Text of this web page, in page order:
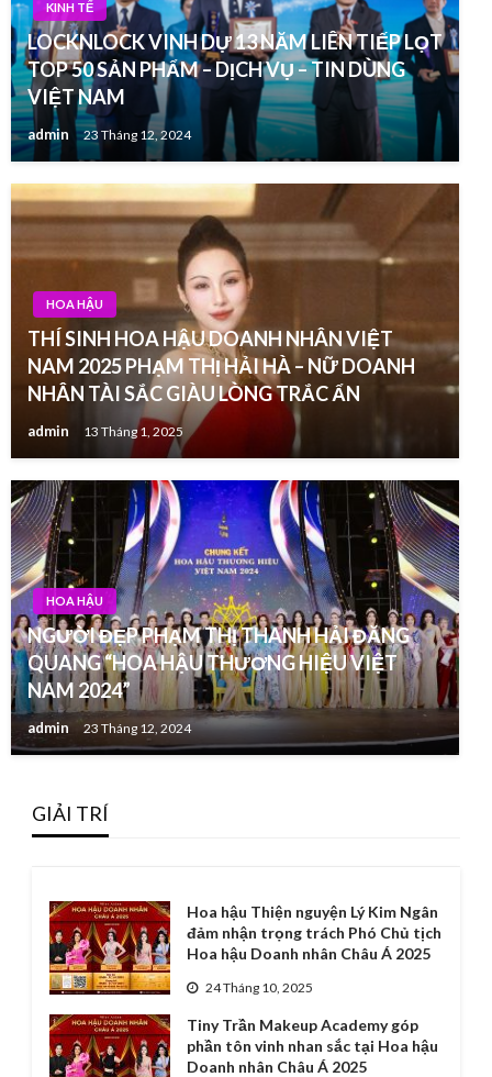
KINH TẾ
LOCKNLOCK VINH DỰ 13 NĂM LIÊN TIẾP LỌT
TOP 50 SẢN PHẨM – DỊCH VỤ – TIN DÙNG
VIỆT NAM
admin 23 Tháng 12, 2024
HOA HẬU
THÍ SINH HOA HẬU DOANH NHÂN VIỆT
NAM 2025 PHẠM THỊ HẢI HÀ – NỮ DOANH
NHÂN TÀI SẮC GIÀU LÒNG TRẮC ẨN
admin 13 Tháng 1, 2025
HOA HẬU
NGƯỜI ĐẸP PHẠM THỊ THANH HẢI ĐĂNG
QUANG “HOA HẬU THƯƠNG HIỆU VIỆT
NAM 2024”
admin 23 Tháng 12, 2024
GIẢI TRÍ
Hoa hậu Thiện nguyện Lý Kim Ngân
đảm nhận trọng trách Phó Chủ tịch
Hoa hậu Doanh nhân Châu Á 2025
24 Tháng 10, 2025
Tiny Trần Makeup Academy góp
phần tôn vinh nhan sắc tại Hoa hậu
Doanh nhân Châu Á 2025